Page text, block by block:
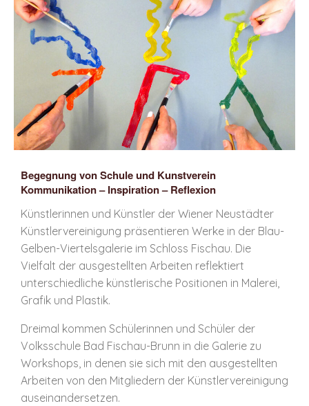
Begegnung von Schule und Kunstverein
Kommunikation – Inspiration – Reflexion
Künstlerinnen und Künstler der Wiener Neustädter
Künstlervereinigung präsentieren Werke in der Blau-
Gelben-Viertelsgalerie im Schloss Fischau. Die
Vielfalt der ausgestellten Arbeiten reflektiert
unterschiedliche künstlerische Positionen in Malerei,
Grafik und Plastik.
Dreimal kommen Schülerinnen und Schüler der
Volksschule Bad Fischau-Brunn in die Galerie zu
Workshops, in denen sie sich mit den ausgestellten
Arbeiten von den Mitgliedern der Künstlervereinigung
auseinandersetzen.